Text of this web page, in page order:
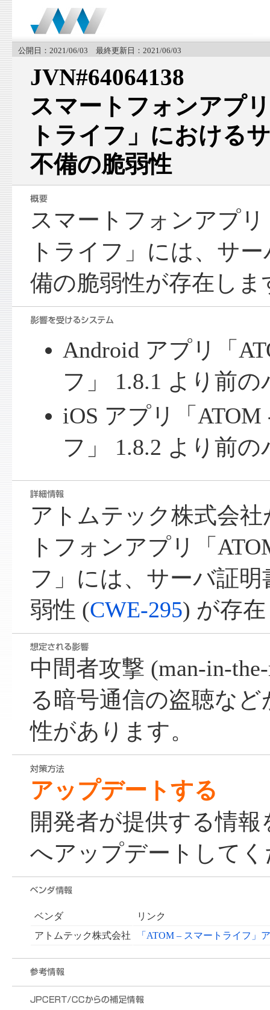
公開日：2021/06/03 最終更新日：2021/06/03
JVN#64064138
スマートフォンアプ
トライフ」における
不備の脆弱性
スマートフォンアプ
トライフ」には、サ
備の脆弱性が存在しま
Android アプリ「
フ」 1.8.1 より前
iOS アプリ「
フ」 1.8.2 より前
アトムテック株式会
トフォンアプリ「
フ」には、サーバ証
弱性 (CWE-295) が存
中間者攻撃 (man-in-
る暗号通信の盗聴な
性があります。
アップデートする
開発者が提供する情
へアップデートして
ベンダ
リンク
アトムテック株式会社
「ATOM – スマートライフ」